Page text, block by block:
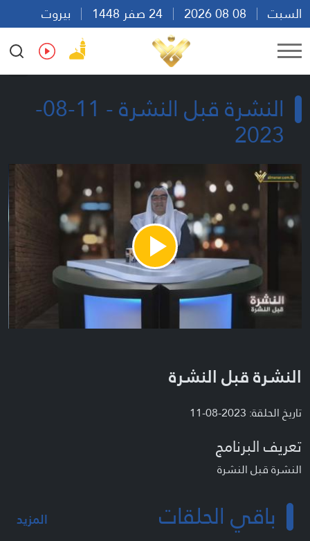
السبت
بيروت
11:18
Ar En Fr Es
النشرة قبل النشرة - 11-08-
2023
Play
Video
النشرة قبل النشرة
تاريخ الحلقة: 2023-08-11
تعريف البرنامج
النشرة قبل النشرة
باقي الحلقات المزيد